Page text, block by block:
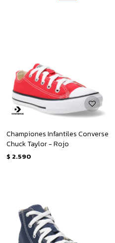
Championes Infantiles Converse
Chuck Taylor - Rojo
$ 2.590